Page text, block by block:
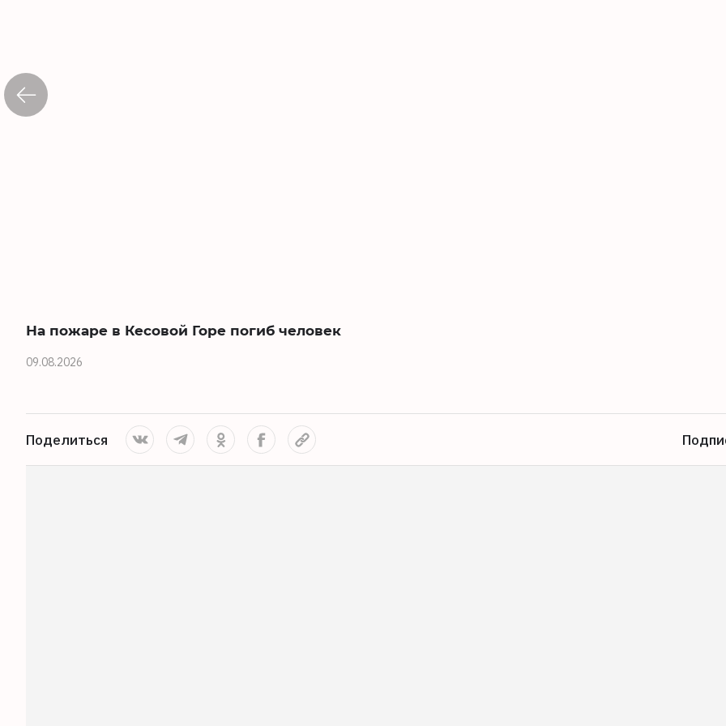
На пожаре в Кесовой Горе погиб человек
09.08.2026
Поделиться